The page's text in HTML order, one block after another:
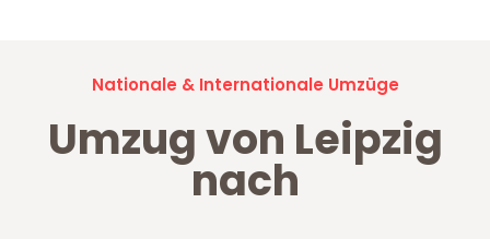
Nationale & Internationale Umzüge
Umzug von Leipzig
nach